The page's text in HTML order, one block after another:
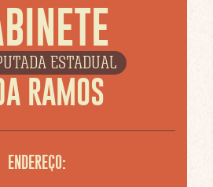
ESTADUAL
RAMOS
ENDEREÇO: